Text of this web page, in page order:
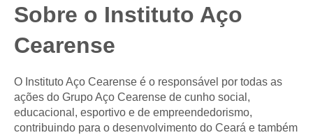
Sobre o Instituto Aço
Cearense
O Instituto Aço Cearense é o responsável por todas as
ações do Grupo Aço Cearense de cunho social,
educacional, esportivo e de empreendedorismo,
contribuindo para o desenvolvimento do Ceará e também